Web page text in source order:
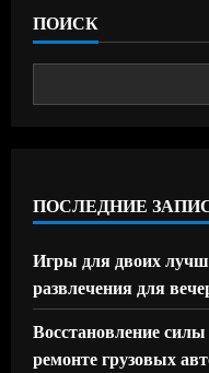
ПОИСК
ПОСЛЕДНИЕ
Игры для двоих
развлечения для
Восстановление
ремонте грузовых